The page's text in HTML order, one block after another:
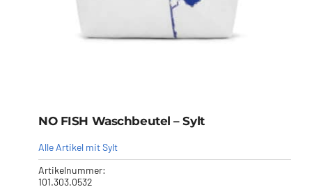
NO FISH Waschbeutel – Sylt
Alle Artikel mit Sylt
Artikelnummer:
101.303.0532